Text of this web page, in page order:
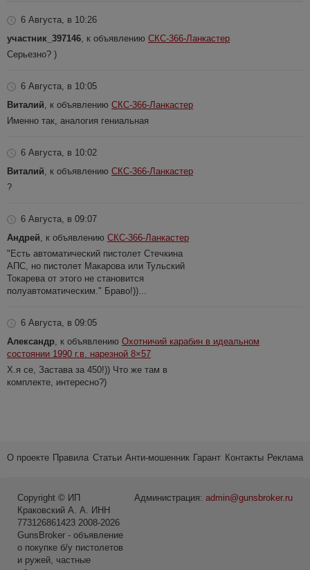
6 Августа, в 10:26
участник_397146 , к объявлению СКС-366-Ланкастер
Серьезно? )
6 Августа, в 10:05
Виталий , к объявлению СКС-366-Ланкастер
Именно так, аналогия гениальная
6 Августа, в 10:02
Виталий , к объявлению СКС-366-Ланкастер
?
6 Августа, в 09:07
Андрей , к объявлению СКС-366-Ланкастер
"Есть автоматический пистолет Стечкина
АПС, но пистолет Макарова или Тульский
Токарева от этого не становится
полуавтоматическим." Браво!))...
6 Августа, в 09:05
Александр , к объявлению Охотничий карабин в идеальном
состоянии 1990 г.в. нарезной 8×57
Х.я се, Застава за 450!)) Что же там в
комплекте, интересно?)
О проекте Правила Статьи Анти-мошенник Гарант Контакты Реклама
Администрация: admin@gunsbroker.ru
Copyright © ИП
Краковский А. А. ИНН
773126861423 2008-2026
GunsBroker - объявление
о покупке б/у пистолетов
и ружей, частные